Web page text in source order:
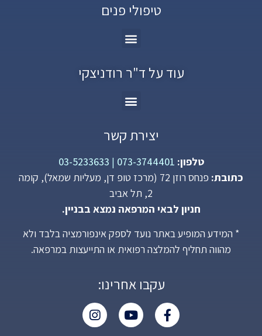
טיפולי פנים
עוד על ד"ר רודניצקי
יצירת קשר
טלפון: 073-3744401
|
03-5233633
כתובת:
פנחס רוזן 72 (מרכז טופ דן, מעליות שמאל), קומה
2, תל אביב
חניון לבאי המרפאה נמצא בבניין.
* המידע המופיע באתר נועד לספק אינפורמציה בלבד ולא
מהווה תחליף להמלצה רפואית או התייעצות במרפאה.
עקבו אחרינו: